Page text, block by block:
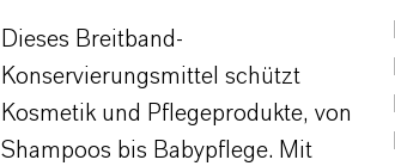
Dieses Breitband-
Konservierungsmittel schützt
Kosmetik und Pflegeprodukte, von
Shampoos bis Babypflege. Mit